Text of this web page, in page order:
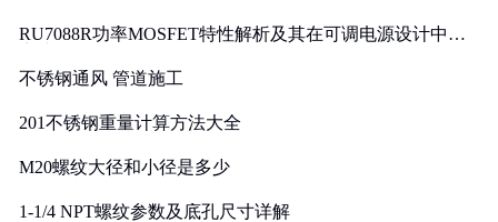
RU7088R功率MOSFET特性解析及其在可调电源设计中的
不锈钢通风 管道施工
201不锈钢重量计算方法大全
M20螺纹大径和小径是多少
1-1/4 NPT螺纹参数及底孔尺寸详解